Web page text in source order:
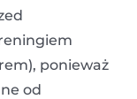
ponieważ
od